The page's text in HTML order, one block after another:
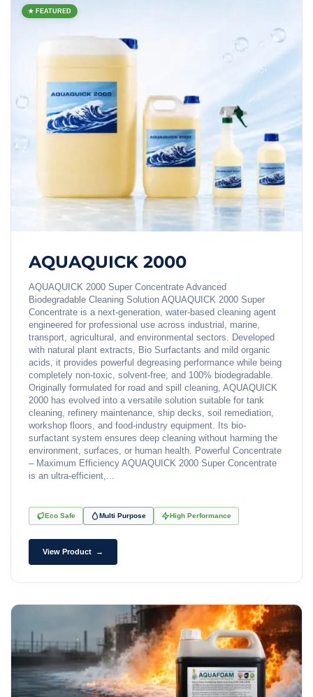
★ FEATURED
AQUAQUICK 2000
AQUAQUICK 2000 Super Concentrate Advanced
Biodegradable Cleaning Solution AQUAQUICK 2000 Super
Concentrate is a next-generation, water-based cleaning agent
engineered for professional use across industrial, marine,
transport, agricultural, and environmental sectors. Developed
with natural plant extracts, Bio Surfactants and mild organic
acids, it provides powerful degreasing performance while being
completely non-toxic, solvent-free, and 100% biodegradable.
Originally formulated for road and spill cleaning, AQUAQUICK
2000 has evolved into a versatile solution suitable for tank
cleaning, refinery maintenance, ship decks, soil remediation,
workshop floors, and food-industry equipment. Its bio-
surfactant system ensures deep cleaning without harming the
environment, surfaces, or human health. Powerful Concentrate
– Maximum Efficiency AQUAQUICK 2000 Super Concentrate
is an ultra-efficient,...
Eco Safe Multi Purpose High Performance
View Product →